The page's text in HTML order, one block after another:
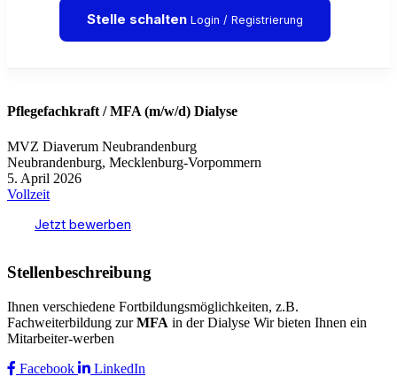
Stelle schalten Login / Registrierung
Pflegefachkraft / MFA (m/w/d) Dialyse
MVZ Diaverum Neubrandenburg
Neubrandenburg, Mecklenburg-Vorpommern
5. April 2026
Vollzeit
Jetzt bewerben
Stellenbeschreibung
Ihnen verschiedene Fortbildungsmöglichkeiten, z.B.
Fachweiterbildung zurMFA in der Dialyse Wir bieten Ihnen ein
Mitarbeiter-werben
Facebook
LinkedIn